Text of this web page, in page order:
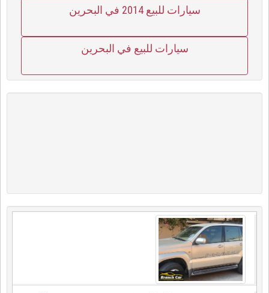
سيارات للبيع 2014 في البحرين
سيارات للبيع في البحرين